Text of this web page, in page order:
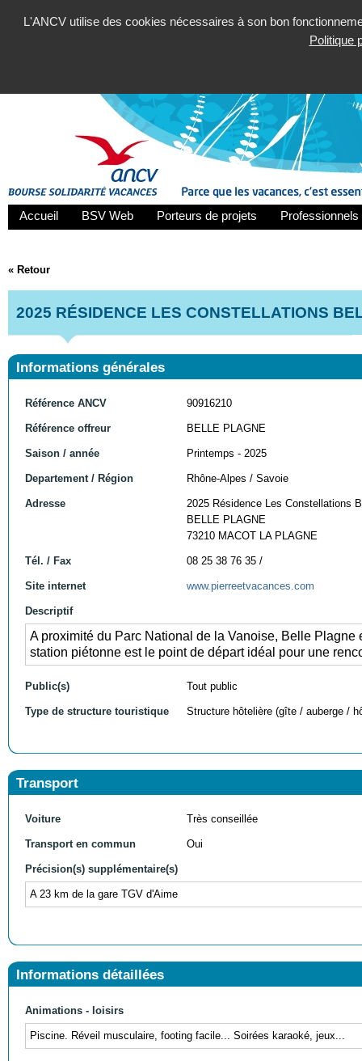
L'ANCV utilise des cookies nécessaires à son bon
Politique
Accueil BSV Web Porteurs de projets
« Retour
2025 RÉSIDENCE LES CONSTELLATIONS
Informations générales
Référence ANCV 90916210
Référence offreur BELLE PLAGNE
Saison / année Printemps - 2025
Departement / Région Rhône-Alpes / Savoie
Adresse
2025 Résidence Les Constellations
BELLE PLAGNE
73210 MACOT LA PLAGNE
Tél. / Fax 08 25 38 76 35 /
Site internet www.pierreetvacances.com
Descriptif
A proximité du Parc National de la Vanoise, Belle
station piétonne est le point de départ idéal pour une
Public(s) Tout public
Type de structure touristique Structure hôtelière (gîte / auberge /
Transport
Voiture Très conseillée
Transport en commun Oui
Précision(s) supplémentaire(s)
A 23 km de la gare TGV d'Aime
Informations détaillées
Animations - loisirs
Piscine. Réveil musculaire, footing facile... Soirées karaoké, jeux...